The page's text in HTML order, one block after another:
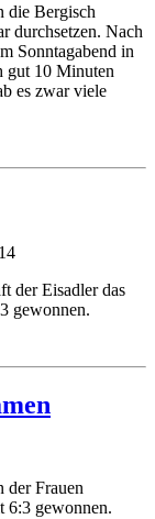
die Bergisch
durchsetzen. Nach
Sonntagabend in
gut 10 Minuten
es zwar viele
der Eisadler das
gewonnen.
der Frauen
6:3 gewonnen.